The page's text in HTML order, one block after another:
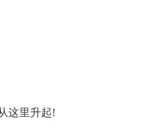
这里升起!